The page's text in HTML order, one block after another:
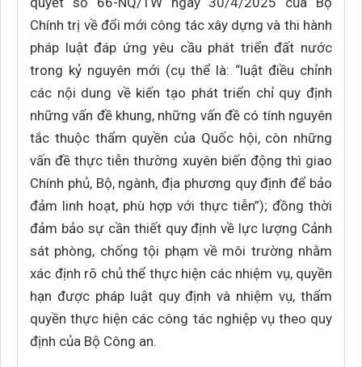
Chính trị về đổi mới công tác xây dựng và thi hành
pháp luật đáp ứng yêu cầu phát triển đất nước
trong kỷ nguyên mới (cụ thể là: “luật điều chỉnh
các nội dung về kiến tạo phát triển chỉ quy định
những vấn đề khung, những vấn đề có tính nguyên
tắc thuộc thẩm quyền của Quốc hội, còn những
vấn đề thực tiễn thường xuyên biến động thì giao
Chính phủ, Bộ, ngành, địa phương quy định để bảo
đảm linh hoạt, phù hợp với thực tiễn”); đồng thời
đảm bảo sự cần thiết quy định về lực lượng Cảnh
sát phòng, chống tội phạm về môi trường nhằm
xác định rõ chủ thể thực hiện các nhiệm vụ, quyền
hạn được pháp luật quy định và nhiệm vụ, thẩm
quyền thực hiện các công tác nghiệp vụ theo quy
định của Bộ Công an.